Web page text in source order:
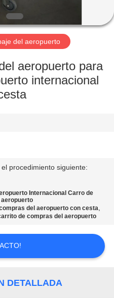
del aeropuerto
aeropuerto para
internacional
procedimiento siguiente:
Internacional Carro de
del aeropuerto con cesta,
de compras del aeropuerto
DETALLADA